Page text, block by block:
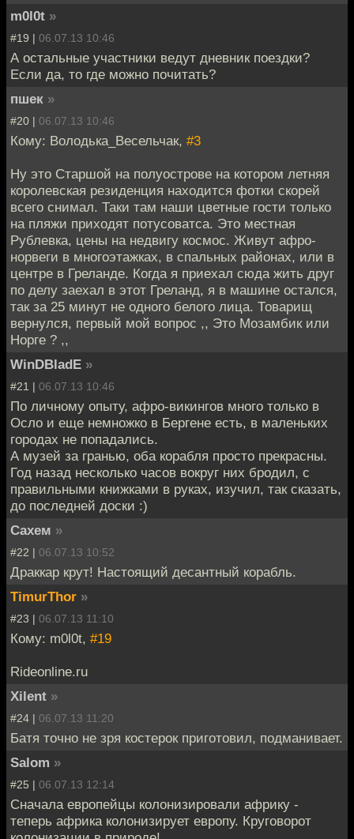
m0l0t »
#19 | 06.07.13 10:46
А остальные участники ведут дневник поездки?
Если да, то где можно почитать?
пшек »
#20 | 06.07.13 10:46
Кому: Володька_Весельчак, #3
Ну это Старшой на полуострове на котором летняя
королевская резиденция находится фотки скорей
всего снимал. Таки там наши цветные гости только
на пляжи приходят потусоватса. Это местная
Рублевка, цены на недвигу космос. Живут афро-
норвеги в многоэтажках, в спальных районах, или в
центре в Греланде. Когда я приехал сюда жить друг
по делу заехал в этот Греланд, я в машине остался,
так за 25 минут не одного белого лица. Товарищ
вернулся, первый мой вопрос ,, Это Мозамбик или
Норге ? ,,
WinDBladE »
#21 | 06.07.13 10:46
По личному опыту, афро-викингов много только в
Осло и еще немножко в Бергене есть, в маленьких
городах не попадались.
А музей за гранью, оба корабля просто прекрасны.
Год назад несколько часов вокруг них бродил, с
правильными книжками в руках, изучил, так сказать,
до последней доски :)
Сахем »
#22 | 06.07.13 10:52
Драккар крут! Настоящий десантный корабль.
TimurThor »
#23 | 06.07.13 11:10
Кому: m0l0t, #19
Rideonline.ru
Xilent »
#24 | 06.07.13 11:20
Батя точно не зря костерок приготовил, подманивает.
Salom »
#25 | 06.07.13 12:14
Сначала европейцы колонизировали африку -
теперь африка колонизирует европу. Круговорот